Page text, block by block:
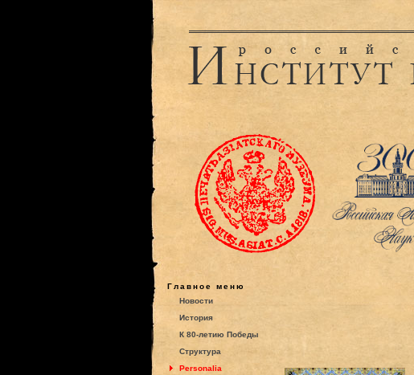
Главное меню
Новости
История
К 80-летию Победы
Структура
Personalia